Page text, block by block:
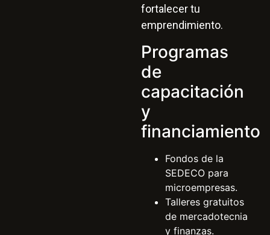
fortalecer tu
emprendimiento.
Programas
de
capacitación
y
financiamiento
Fondos de la
SEDECO para
microempresas.
Talleres gratuitos
de mercadotecnia
y finanzas.